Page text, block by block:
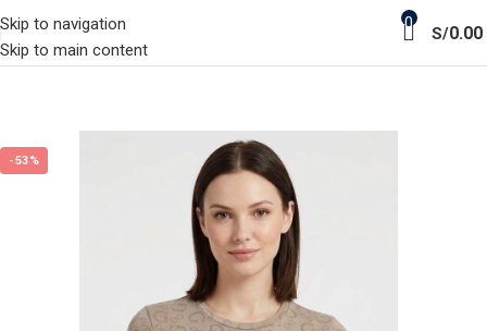
Skip to navigation
Skip to main content
0
S/0.00
-53%